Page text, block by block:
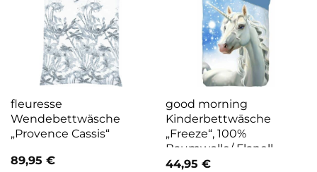
fleuresse
Wendebettwäsche
„Provence Cassis“
89,95 €
good morning
Kinderbettwäsche
„Freeze“, 100%
Baumwolle/ Flanell
(Biber)
44,95 €